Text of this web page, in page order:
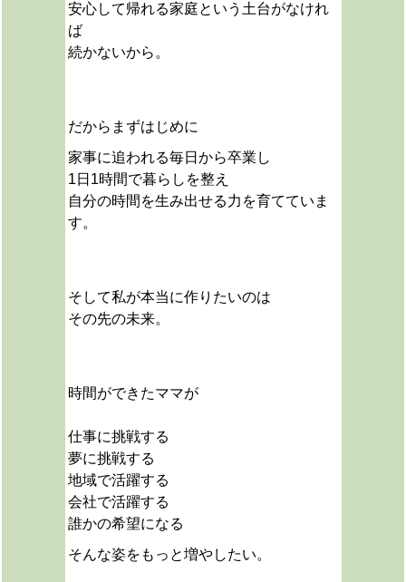
安心して帰れる家庭という土台がなけれ
ば
続かないから。
だから まずはじめに
家事に追われる毎日から卒業し
1日1時間で暮らしを整え
自分の時間を生み出せる力を育てていま
す。
そして私が本当に作りたいのは
その先の未来。
時間ができたママが
仕事に挑戦する
夢に挑戦する
地域で活躍する
会社で活躍する
誰かの希望になる
そんな姿をもっと増やしたい。